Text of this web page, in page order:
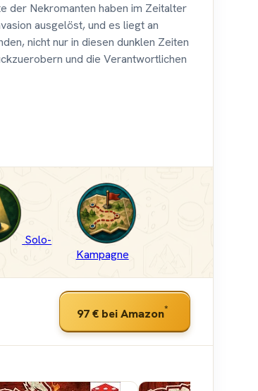
der Nekromanten haben im Zeitalter
ausgelöst, und es liegt an
nicht nur in diesen dunklen Zeiten
und die Verantwortlichen
Solo-
Kampagne
97 € bei Amazon*